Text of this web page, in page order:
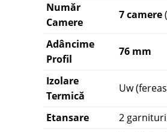
Număr
Camere
7 camere
Adâncime
Profil
76 mm
Izolare
Termică
Uw
Etansare 2